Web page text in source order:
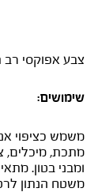
צבע אפוקסי רב
שימושים:
משמש כציפוי
מתכת, מיכלים,
ומבני בטון.
משטח הנתון